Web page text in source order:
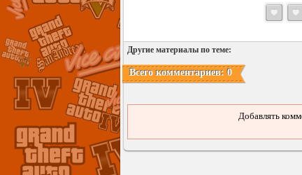
Другие материалы по теме:
Всего комментариев: 0
Добавлять